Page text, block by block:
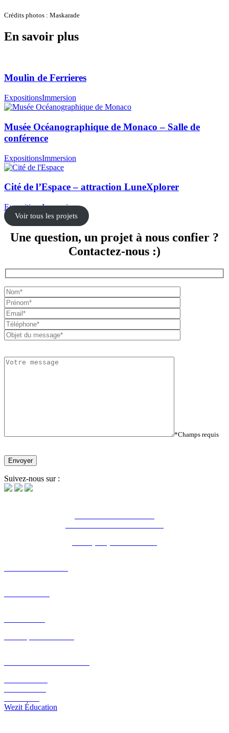
Crédits photos : Maskarade
En savoir plus
Moulin de Ferrieres
ExpositionsImmersion
Musée Océanographique de Monaco – Salle de
conférence
ExpositionsImmersion
Cité de l’Espace – attraction LuneXplorer
ExpositionsImmersion
Voir tous les projets
Une question, un projet à nous confier ?
Contactez-nous :)
*Champs requis
Suivez-nous sur :
Wezit Éducation